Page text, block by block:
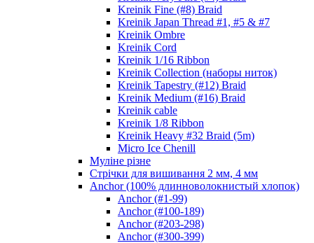
Kreinik Fine (#8) Braid
Kreinik Japan Thread #1, #5 & #7
Kreinik Ombre
Kreinik Cord
Kreinik 1/16 Ribbon
Kreinik Collection (наборы ниток)
Kreinik Tapestry (#12) Braid
Kreinik Medium (#16) Braid
Kreinik cable
Kreinik 1/8 Ribbon
Kreinik Heavy #32 Braid (5m)
Micro Ice Chenill
Муліне різне
Стрічки для вишивання 2 мм, 4 мм
Anchor (100% длинноволокнистый хлопок)
Anchor (#1-99)
Anchor (#100-189)
Anchor (#203-298)
Anchor (#300-399)